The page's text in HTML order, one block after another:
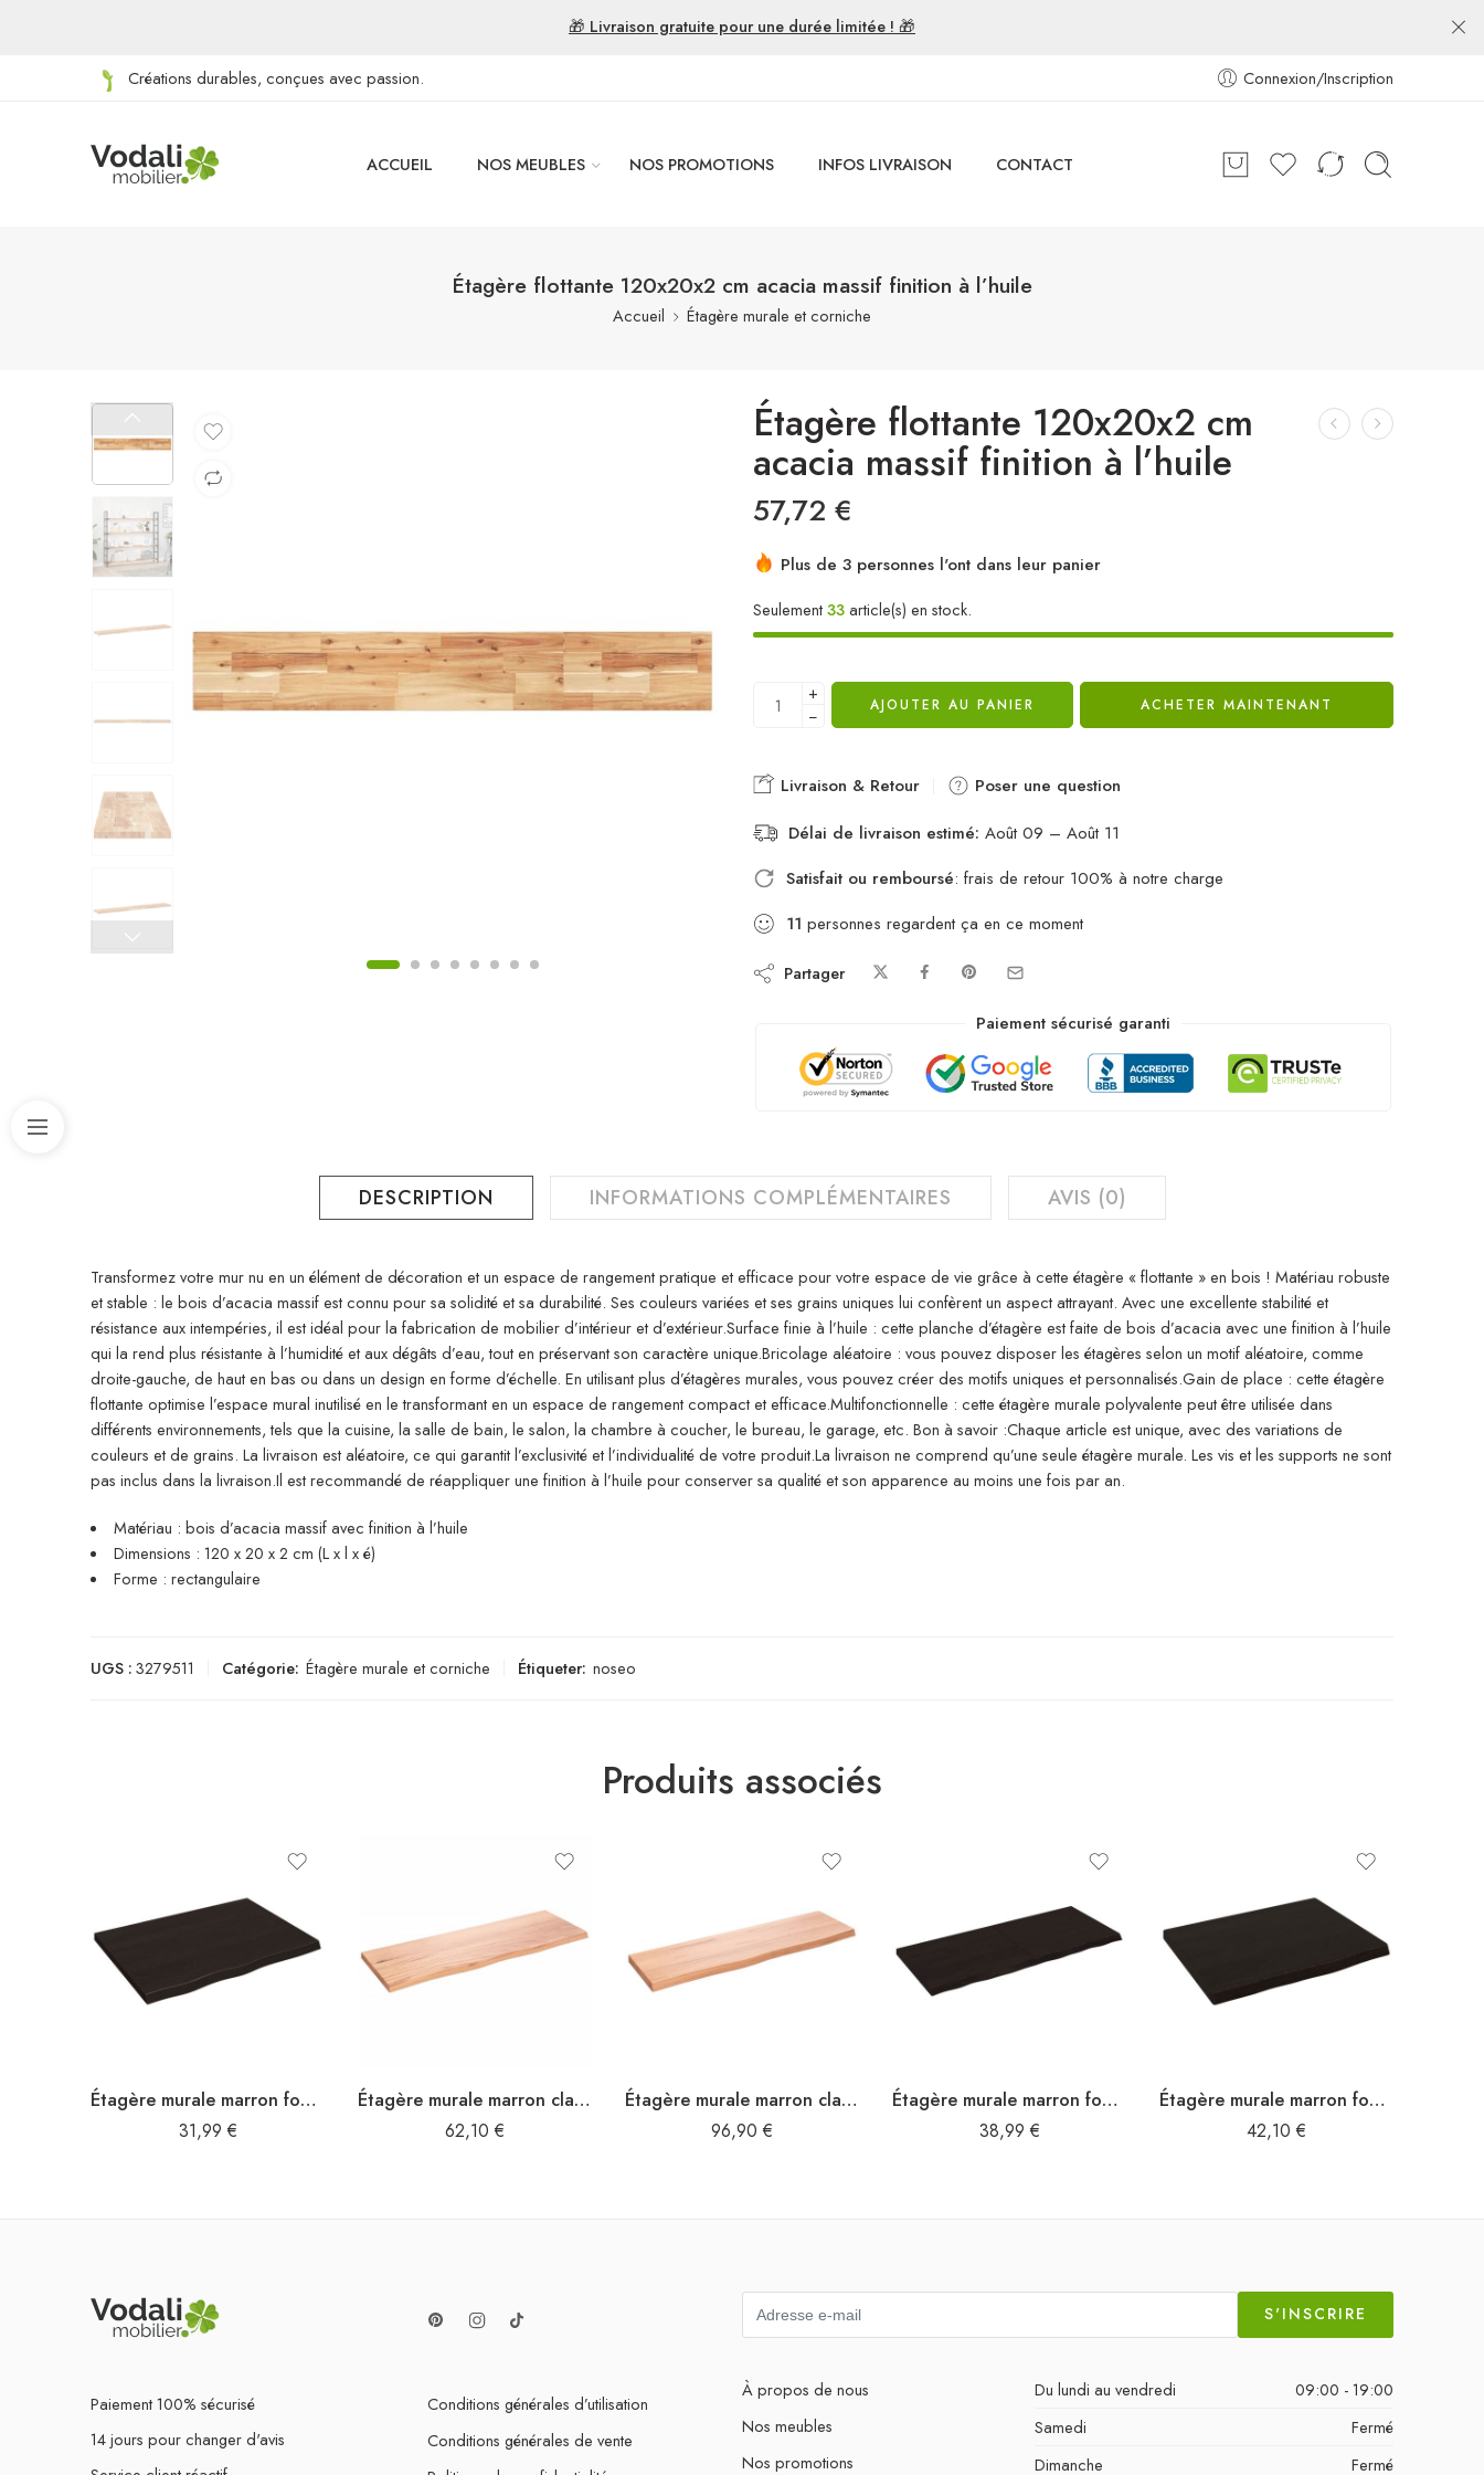
🎁 Livraison gratuite pour une durée limitée ! 🎁
Créations durables, conçues avec passion. Connexion/Inscription
ACCUEIL NOS MEUBLES NOS PROMOTIONS INFOS LIVRAISON CONTACT
Étagère flottante 120x20x2 cm acacia massif finition à l’huile
Accueil Étagère murale et corniche
Étagère flottante 120x20x2 cm
acacia massif finition à l’huile
57,72 €
Plus de 3 personnes l'ont dans leur panier
Seulement33article(s) en stock.
+
−
AJOUTER AU PANIER ACHETER MAINTENANT
Livraison & Retour
Poser une question
Délai de livraison estimé: Août 09 – Août 11
Satisfait ou remboursé: frais de retour 100% à notre charge
11 personnes regardent ça en ce moment
Partager
Paiement sécurisé garanti
DESCRIPTION INFORMATIONS COMPLÉMENTAIRES AVIS (0)
Transformez votre mur nu en un élément de décoration et un espace de rangement pratique et efficace pour votre espace de vie grâce à cette étagère « flottante » en bois ! Matériau robuste
et stable : le bois d’acacia massif est connu pour sa solidité et sa durabilité. Ses couleurs variées et ses grains uniques lui confèrent un aspect attrayant. Avec une excellente stabilité et
résistance aux intempéries, il est idéal pour la fabrication de mobilier d’intérieur et d’extérieur.Surface finie à l’huile : cette planche d’étagère est faite de bois d’acacia avec une finition à l’huile
qui la rend plus résistante à l’humidité et aux dégâts d’eau, tout en préservant son caractère unique.Bricolage aléatoire : vous pouvez disposer les étagères selon un motif aléatoire, comme
droite-gauche, de haut en bas ou dans un design en forme d’échelle. En utilisant plus d’étagères murales, vous pouvez créer des motifs uniques et personnalisés.Gain de place : cette étagère
flottante optimise l’espace mural inutilisé en le transformant en un espace de rangement compact et efficace.Multifonctionnelle : cette étagère murale polyvalente peut être utilisée dans
différents environnements, tels que la cuisine, la salle de bain, le salon, la chambre à coucher, le bureau, le garage, etc. Bon à savoir :Chaque article est unique, avec des variations de
couleurs et de grains. La livraison est aléatoire, ce qui garantit l’exclusivité et l’individualité de votre produit.La livraison ne comprend qu’une seule étagère murale. Les vis et les supports ne sont
pas inclus dans la livraison.Il est recommandé de réappliquer une finition à l’huile pour conserver sa qualité et son apparence au moins une fois par an.
Matériau : bois d’acacia massif avec finition à l’huile
Dimensions : 120 x 20 x 2 cm (L x l x é)
Forme : rectangulaire
UGS :3279511 Catégorie: Étagère murale et corniche Étiqueter: noseo
Produits associés
Étagère murale marron foncé bois chêne massif traité
31,99 €
Étagère murale marron clair 80x30x2 cm bois chêne massif traité
62,10 €
Étagère murale marron clair bois chêne massif traité
96,90 €
Étagère murale marron foncé bois chêne massif traité
38,99 €
Étagère murale marron foncé 40x30x2 cm bois chêne massif traité
42,10 €
Paiement 100% sécurisé
14 jours pour changer d'avis
Conditions générales d’utilisation
Conditions générales de vente
S'INSCRIRE
À propos de nous
Nos meubles
Nos promotions
Du lundi au vendredi
09:00 - 19:00
Samedi
Fermé
Dimanche
Fermé